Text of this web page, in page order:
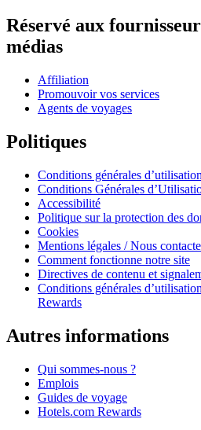
Réservé aux
médias
Affiliation
Promouvoir vos services
Agents de voyages
Politiques
Conditions générales d’utilisation
Conditions Générales
Accessibilité
Politique sur la protection des
Cookies
Mentions légales / Nous
Comment fonctionne notre site
Directives de contenu et
Conditions générales
Rewards
Autres informations
Qui sommes-nous ?
Emplois
Guides de voyage
Hotels.com Rewards